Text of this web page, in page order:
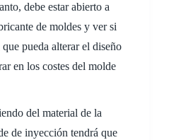
debe estar abierto a
de moldes y ver si
pueda alterar el diseño
en los costes del molde
del material de la
de inyección tendrá que